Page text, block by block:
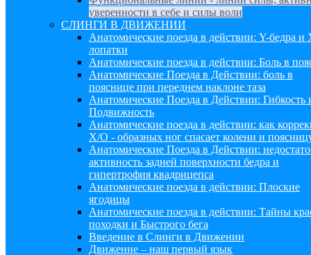
уверенности в себе и силы воли
СЛИНГИ В ДВИЖЕНИИ
Анатомические поезда в действии: Y-бедра и
лопатки
Анатомические поезда в действии: Боль в
Анатомические Поезда в Действии: боль в
пояснице при переднем наклоне таза
Анатомические Поезда в Действии: Гибкость
Подвижность
Анатомические поезда в действии: как
Х/О - образных ног спасает колени и
Анатомические Поезда в Действии:
активность задней поверхности бедра и
гипертрофия квадрицепса
Анатомические поезда в действии: Плоские
ягодицы
Анатомические поезда в действии: Тайны
походки и Быстрого бега
Введение в Слинги в Движении
Движение – наш первый язык